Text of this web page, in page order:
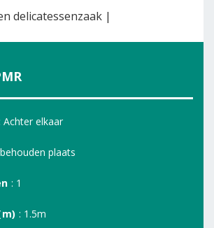
delicatessenzaak |
Achter elkaar
plaats
: 1
: 1.5m